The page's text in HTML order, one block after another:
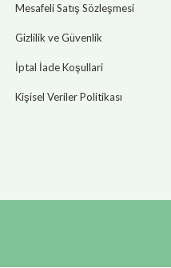
Mesafeli Satış Sözleşmesi
Gizlilik ve Güvenlik
İptal İade Koşullari
Kişisel Veriler Politikası